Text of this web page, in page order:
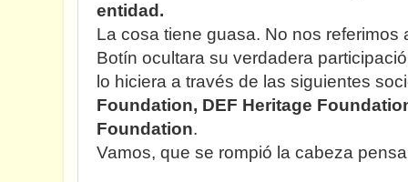
entidad.
La cosa tiene guasa. No nos referimos
Botín ocultara su verdadera
lo hiciera a través de las siguientes
Foundation, DEF Heritage
Foundation.
Vamos, que se rompió la cabeza